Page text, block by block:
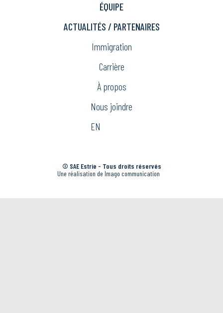
ÉQUIPE
ACTUALITÉS / PARTENAIRES
Immigration
Carrière
À propos
Nous joindre
EN
© SAE Estrie - Tous droits réservés
Une réalisation de Imago communication